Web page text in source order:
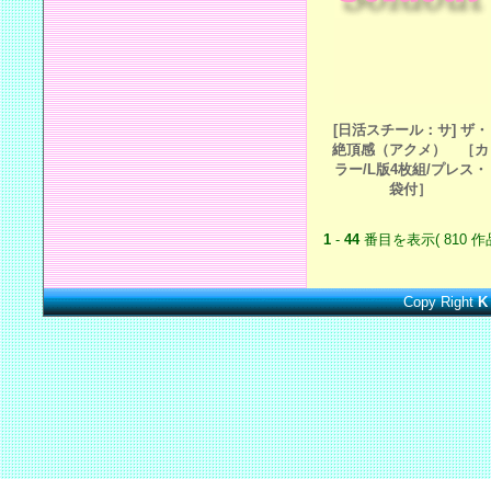
[日活スチール：サ] ザ・
絶頂感（アクメ） ［カ
ラー/L版4枚組/プレス・
袋付］
1 - 44 番目を表示( 810
Copy RightK